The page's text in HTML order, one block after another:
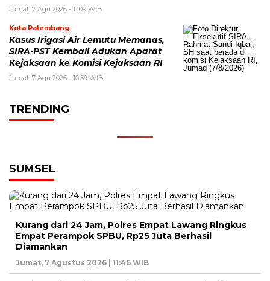
Jumat, 7 Agu 2026 - 11:09 WIB
Kota Palembang
Kasus Irigasi Air Lemutu Memanas,
SIRA-PST Kembali Adukan Aparat
Kejaksaan ke Komisi Kejaksaan RI
Jumat, 7 Agu 2026 - 10:59 WIB
TRENDING
SUMSEL
Kurang dari 24 Jam, Polres Empat Lawang Ringkus
Empat Perampok SPBU, Rp25 Juta Berhasil
Diamankan
Jumat, 7 Agustus 2026 | 11:46 WIB